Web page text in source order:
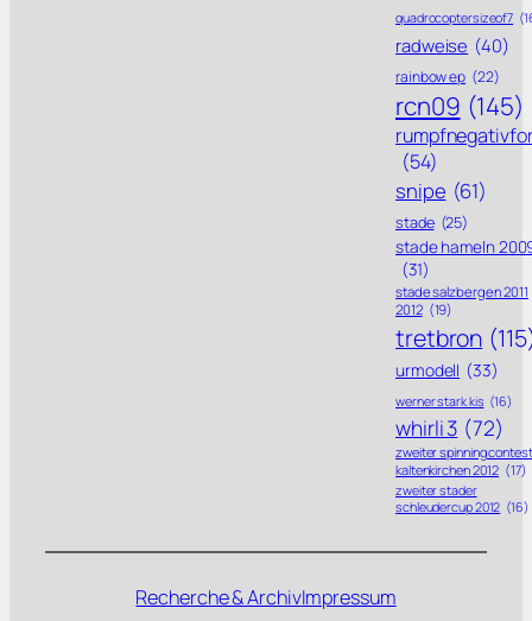
quadrocoptersizeof7
radweise (40)
rainbow ep (22)
rcn09 (145)
(54)
snipe (61)
stade (25)
stade hameln
(31)
stade salzbergen 2011
2012 (19)
tretbron
urmodell (33)
werner stark kis (16)
whirli 3 (72)
zweiter spinning contest
kaltenkirchen 2012 (17)
zweiter stader
schleudercup 2012 (16)
Recherche & ArchivImpressum